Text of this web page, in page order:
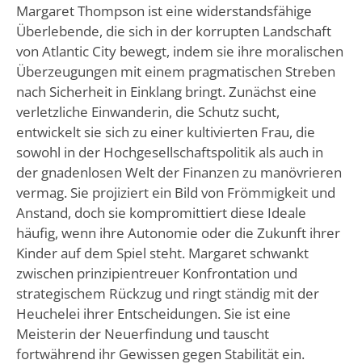
Margaret Thompson ist eine widerstandsfähige
Überlebende, die sich in der korrupten Landschaft
von Atlantic City bewegt, indem sie ihre moralischen
Überzeugungen mit einem pragmatischen Streben
nach Sicherheit in Einklang bringt. Zunächst eine
verletzliche Einwanderin, die Schutz sucht,
entwickelt sie sich zu einer kultivierten Frau, die
sowohl in der Hochgesellschaftspolitik als auch in
der gnadenlosen Welt der Finanzen zu manövrieren
vermag. Sie projiziert ein Bild von Frömmigkeit und
Anstand, doch sie kompromittiert diese Ideale
häufig, wenn ihre Autonomie oder die Zukunft ihrer
Kinder auf dem Spiel steht. Margaret schwankt
zwischen prinzipientreuer Konfrontation und
strategischem Rückzug und ringt ständig mit der
Heuchelei ihrer Entscheidungen. Sie ist eine
Meisterin der Neuerfindung und tauscht
fortwährend ihr Gewissen gegen Stabilität ein.